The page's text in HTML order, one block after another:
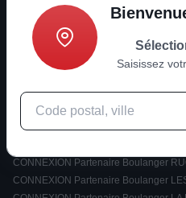
Informations
Nouvelles tendances ?
CONNEXION Partenaire Boulanger
CONNEXION Partenaire Boulanger
Saisissez